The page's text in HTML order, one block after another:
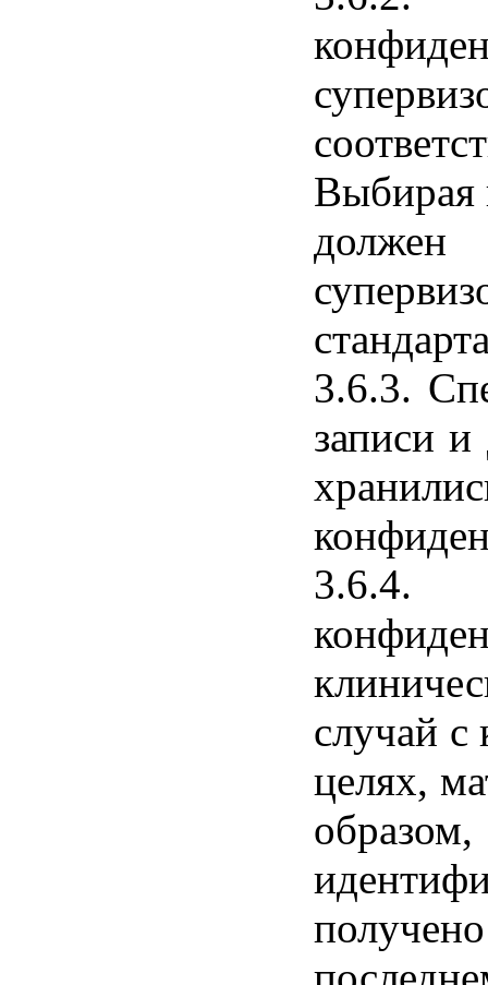
Выбирая
должен
3.6.3.
записи
3.6.4.
случай с
целях,